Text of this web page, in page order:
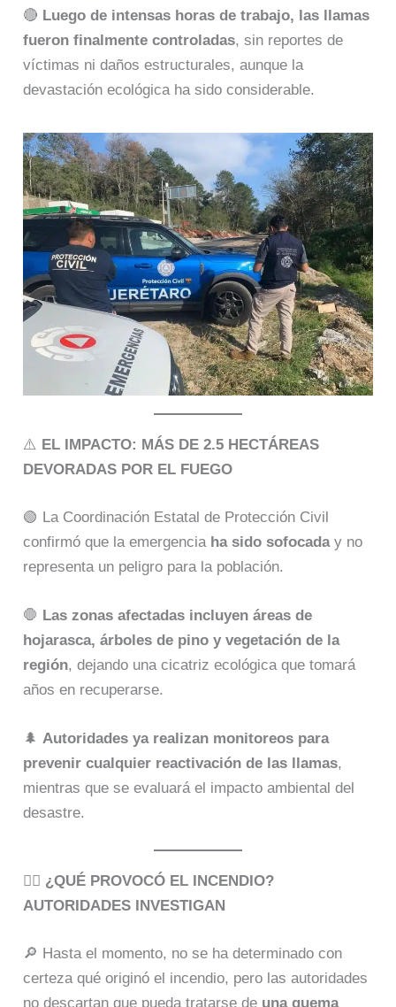
🔴 Luego de intensas horas de trabajo, las llamas
fueron finalmente controladas, sin reportes de
víctimas ni daños estructurales, aunque la
devastación ecológica ha sido considerable.
⚠️ EL IMPACTO: MÁS DE 2.5 HECTÁREAS
DEVORADAS POR EL FUEGO
🟢 La Coordinación Estatal de Protección Civil
confirmó que la emergencia ha sido sofocaday no
representa un peligro para la población.
🛑 Las zonas afectadas incluyen áreas de
hojarasca, árboles de pino y vegetación de la
región, dejando una cicatriz ecológica que tomará
años en recuperarse.
🌲Autoridades ya realizan monitoreos para
prevenir cualquier reactivación de las llamas,
mientras que se evaluará el impacto ambiental del
desastre.
🕵️‍♂️ ¿QUÉ PROVOCÓ EL INCENDIO?
AUTORIDADES INVESTIGAN
🔎 Hasta el momento, no se ha determinado con
certeza qué originó el incendio, pero las autoridades
no descartan que pueda tratarse de una quema